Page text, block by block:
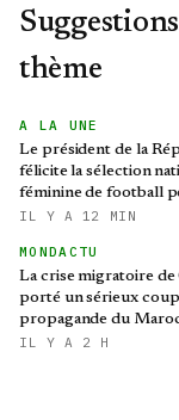
thème
A LA UNE
Le président de la
félicite la sélection
féminine de football
qualification au
IL Y A 12 MIN
MONDACTU
La crise migratoire de
porté un sérieux coup
propagande du
IL Y A 2 H